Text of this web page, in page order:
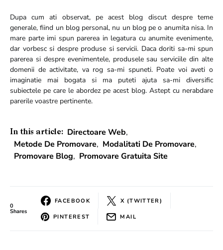
Dupa cum ati observat, pe acest blog discut despre teme
generale, fiind un blog personal, nu un blog pe o anumita nisa. In
mare parte imi spun parerea in legatura cu anumite evenimente,
dar vorbesc si despre produse si servicii. Daca doriti sa-mi spun
parerea si despre evenimentele, produsele sau serviciile din alte
domenii de activitate, va rog sa-mi spuneti. Poate voi aveti o
imaginatie mai bogata si ma puteti ajuta sa-mi diversific
subiectele pe care le abordez pe acest blog. Astept cu nerabdare
parerile voastre pertinente.
In this article: Directoare Web,
Metode De Promovare, Modalitati De Promovare,
Promovare Blog, Promovare Gratuita Site
0
Shares
FACEBOOK X (TWITTER)
PINTEREST MAIL